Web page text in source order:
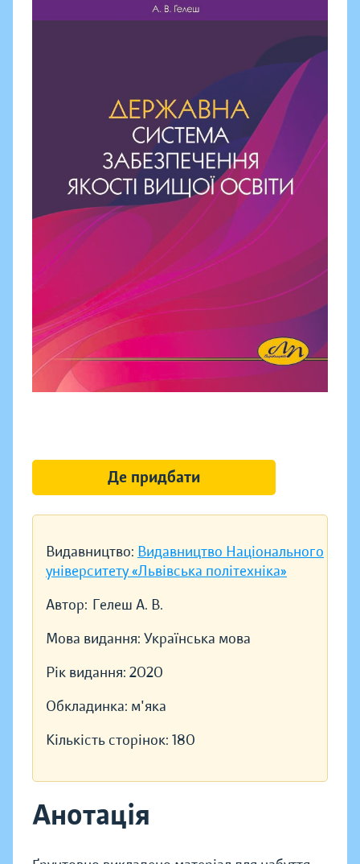
Видавництво: Видавництво Національного
університету «Львівська політехніка»
Автор: Гелеш А. В.
Мова видання: Українська мова
Рік видання: 2020
Обкладинка: м'яка
Кількість сторінок: 180
Анотація
Де придбати